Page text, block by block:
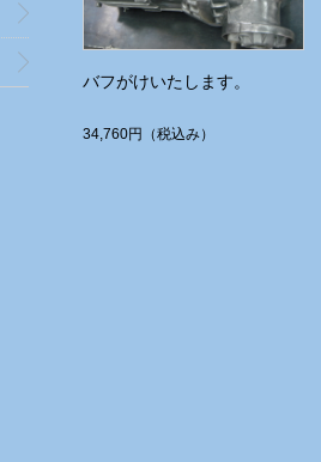
バフがけいたします。
34,760円 （税込み）